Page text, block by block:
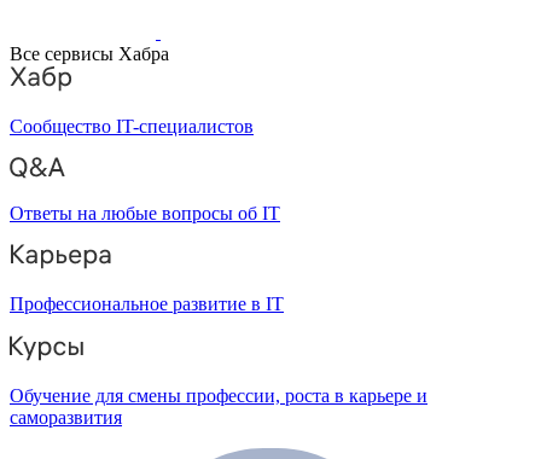
Все сервисы Хабра
Сообщество IT-специалистов
Ответы на любые вопросы об IT
Профессиональное развитие в IT
Обучение для смены профессии, роста в карьере и
саморазвития